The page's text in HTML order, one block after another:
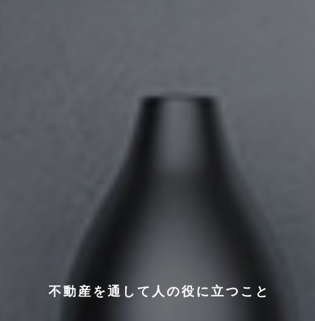
不 動 産 を 通 し て 人 の 役 に 立 つ こ と